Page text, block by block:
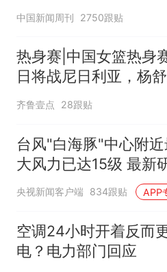
官方回应
中国新闻周刊 2750跟贴
热身赛|中国女篮热身
日将战尼日利亚，杨舒
有望出战
齐鲁壹点 28跟贴
台风"白海豚"中心附近
大风力已达15级 最新
央视新闻客户端 834跟贴 APP
空调24小时开着反而
电？电力部门回应